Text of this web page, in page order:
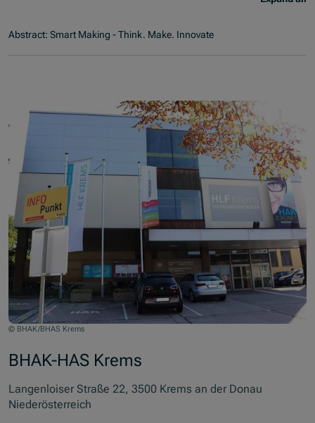
Abstract: Smart Making - Think. Make. Innovate
© BHAK/BHAS Krems
BHAK-HAS Krems
Langenloiser Straße 22, 3500 Krems an der Donau
Niederösterreich